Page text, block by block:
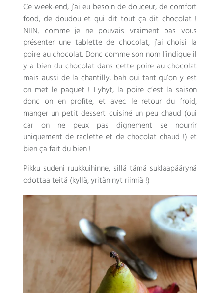
Ce week-end,j’ai eu besoin de douceur,de comfort
food, de doudou et qui dit tout ça dit chocolat !
NIIN, comme je ne pouvais vraiment pas vous
présenter une tablette de chocolat,j’ai choisi la
poire au chocolat. Donc comme son nom l’indique il
y a bien du chocolat dans cette poire au chocolat
mais aussi de la chantilly, bah oui tant qu’on y est
on met le paquet ! Lyhyt, la poire c’est la saison
donc on en profite,et avec le retour du froid,
manger un petit dessert cuisiné un peu chaud (oui
car on ne peux pas dignement se nourrir
uniquement de raclette et de chocolat chaud !) et
bien ça fait du bien!
Pikku sudeni ruukkuihinne, sillä tämä suklaapäärynä
odottaa teitä (kyllä, yritän nyt riimiä !)